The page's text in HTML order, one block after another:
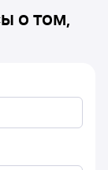
о том,